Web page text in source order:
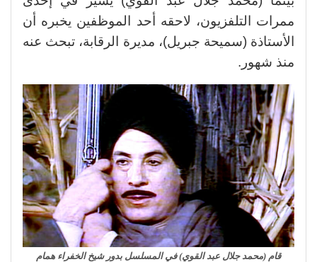
ممرات التلفزيون، لاحقه أحد الموظفين يخبره أن
الأستاذة (سميحة جبريل)، مديرة الرقابة، تبحث عنه
منذ شهور.
قام (محمد جلال عبد القوي) في المسلسل بدور شيخ الخفراء همام